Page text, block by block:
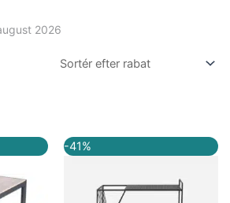
2026
aktuelle
er:
1.299,00 kr..
-41%
oprindelige
var:
2.700,00 kr..
aktuelle